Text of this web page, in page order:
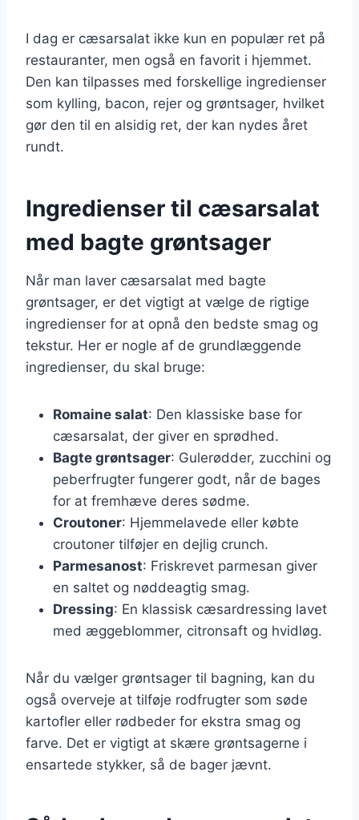
I dag er cæsarsalat ikke kun en populær ret på
restauranter, men også en favorit i hjemmet.
Den kan tilpasses med forskellige ingredienser
som kylling, bacon, rejer og grøntsager, hvilket
gør den til en alsidig ret, der kan nydes året
rundt.
Ingredienser til cæsarsalat
med bagte grøntsager
Når man laver cæsarsalat med bagte
grøntsager, er det vigtigt at vælge de rigtige
ingredienser for at opnå den bedste smag og
tekstur. Her er nogle af de grundlæggende
ingredienser, du skal bruge:
Romaine salat: Den klassiske base for
cæsarsalat, der giver en sprødhed.
Bagte grøntsager: Gulerødder, zucchini og
peberfrugter fungerer godt, når de bages
for at fremhæve deres sødme.
Croutoner: Hjemmelavede eller købte
croutoner tilføjer en dejlig crunch.
Parmesanost: Friskrevet parmesan giver
en saltet og nøddeagtig smag.
Dressing: En klassisk cæsardressing lavet
med æggeblommer, citronsaft og hvidløg.
Når du vælger grøntsager til bagning, kan du
også overveje at tilføje rodfrugter som søde
kartofler eller rødbeder for ekstra smag og
farve. Det er vigtigt at skære grøntsagerne i
ensartede stykker, så de bager jævnt.